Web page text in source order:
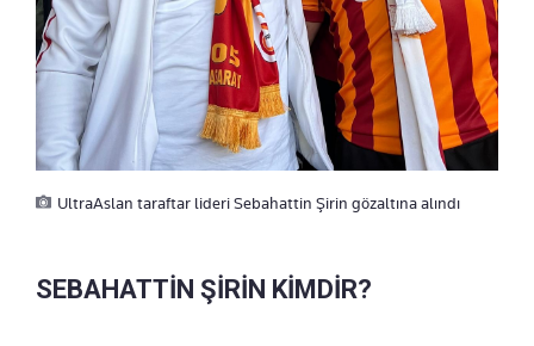
UltraAslan taraftar lideri Sebahattin Şirin gözaltına alındı
SEBAHATTİN ŞİRİN KİMDİR?